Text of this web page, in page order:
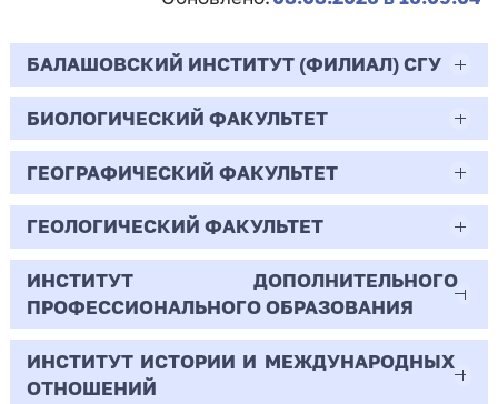
БАЛАШОВСКИЙ ИНСТИТУТ (ФИЛИАЛ) СГУ
44.03.02
Психолого-педагогическое образование
Очная | Бакалавр
Всего бюджетных мест - 10
Бюджет/
Общие места
Профиль: Практическая
психология образования
БИОЛОГИЧЕСКИЙ ФАКУЛЬТЕТ
06.03.01
Биология
Очная | Бакалавр
Всего бюджетных мест - 50
Бюджет/Общие места
ГЕОГРАФИЧЕСКИЙ ФАКУЛЬТЕТ
05.03.02
География
Очная | Бакалавр
Всего бюджетных мест - 15
ГЕОЛОГИЧЕСКИЙ ФАКУЛЬТЕТ
05.03.01
Геология
Очная | Бакалавр
ИНСТИТУТ ДОПОЛНИТЕЛЬНОГО
ПРОФЕССИОНАЛЬНОГО ОБРАЗОВАНИЯ
38.03.02
ИНСТИТУТ ИСТОРИИ И МЕЖДУНАРОДНЫХ
ОТНОШЕНИЙ